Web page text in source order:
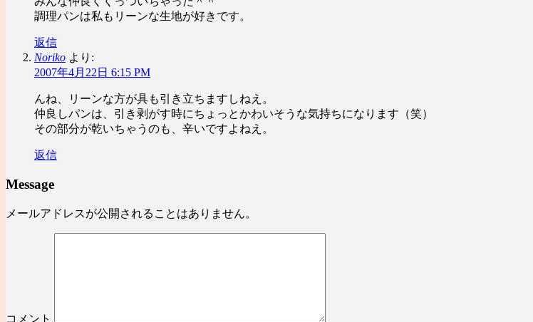
調理パンは私もリーンな生地が好きです。
返信
Noriko より:
2007年4月22日 6:15 PM
んね、リーンな方が具も引き立ちますしねえ。
仲良しパンは、引き剥がす時にちょっとかわいそうな気持ちになります（笑）
その部分が乾いちゃうのも、辛いですよねえ。
返信
Message
メールアドレスが公開されることはありません。
コメント